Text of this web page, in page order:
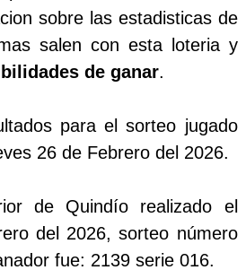
sobre las estadisticas de
salen con esta loteria y
de ganar.
para el sorteo jugado
26 de Febrero del 2026.
de Quindío realizado el
del 2026, sorteo número
fue: 2139 serie 016.